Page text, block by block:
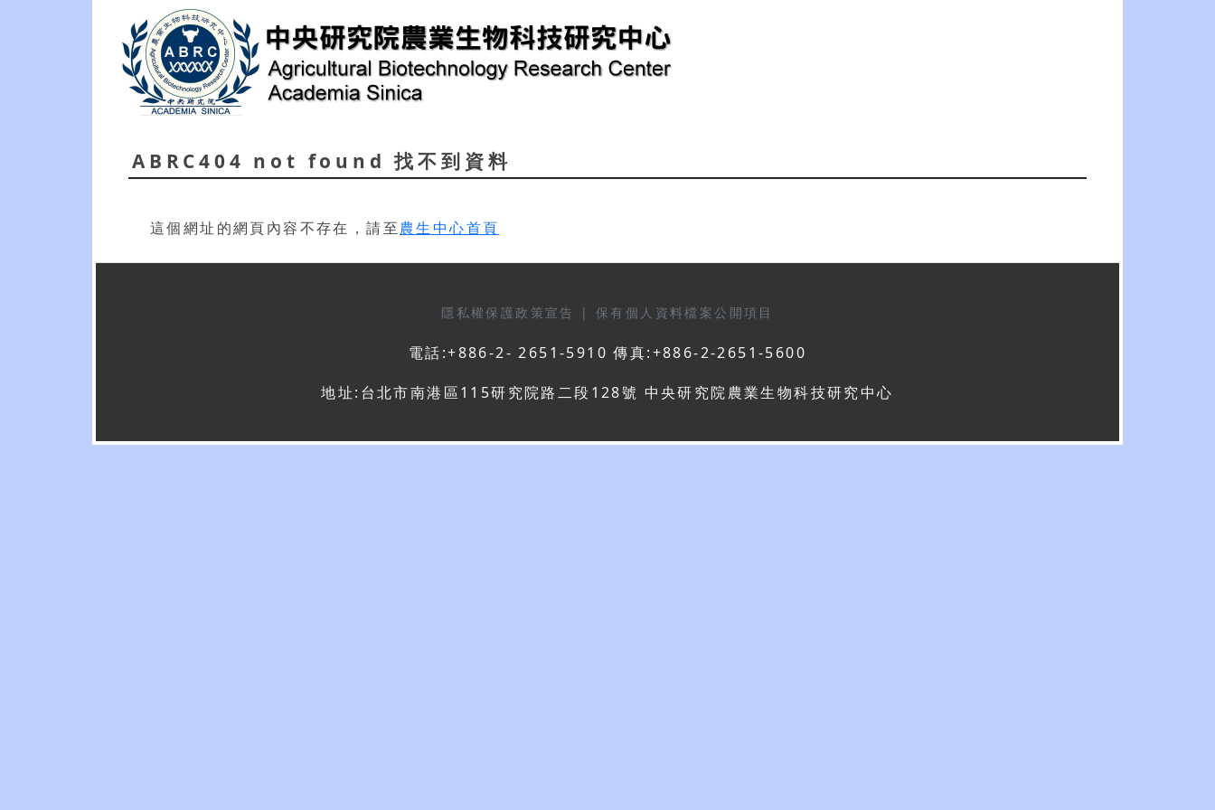
ABRC404 not found 找不到資料
這個網址的網頁內容不存在，請至農生中心首頁
隱私權保護政策宣告 | 保有個人資料檔案公開項目
電話:+886-2- 2651-5910 傳真:+886-2-2651-5600
地址:台北市南港區115研究院路二段128號 中央研究院農業生物科技研究中心